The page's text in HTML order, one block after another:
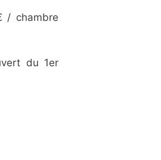
/ chambre
du 1er